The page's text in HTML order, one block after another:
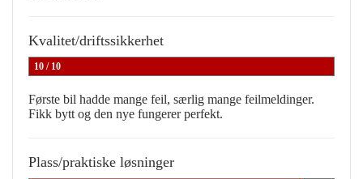
Kvalitet/driftssikkerhet
10 / 10
Første bil hadde mange feil, særlig mange feilmeldinger.
Fikk bytt og den nye fungerer perfekt.
Plass/praktiske løsninger